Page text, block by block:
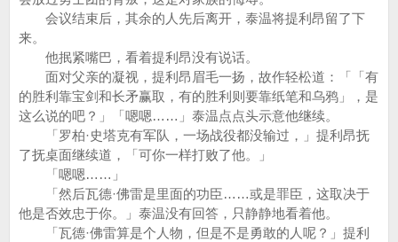
会议结束后，其余的人先后离开，泰温将提利昂留了下
来。
他抿紧嘴巴，看着提利昂没有说话。
面对父亲的凝视，提利昂眉毛一扬，故作轻松道：「「有
的胜利靠宝剑和长矛赢取，有的胜利则要靠纸笔和乌鸦」，是
这么说的吧？」「嗯嗯……」泰温点点头示意他继续。
「罗柏·史塔克有军队，一场战役都没输过，」提利昂抚
了抚桌面继续道，「可你一样打败了他。」
「嗯嗯……」
「然后瓦德·佛雷是里面的功臣……或是罪臣，这取决于
他是否效忠于你。」泰温没有回答，只静静地看着他。
「瓦德·佛雷算是个人物，但是不是勇敢的人呢？」提利